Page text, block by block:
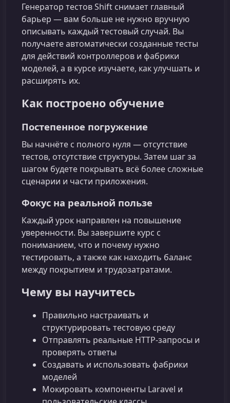
Генератор тестов Shift снимает главный
барьер — вам больше не нужно вручную
описывать каждый тестовый случай. Вы
получаете автоматически созданные тесты
для действий контроллеров и фабрики
моделей, а в курсе изучаете, как улучшать и
расширять их.
Как построено обучение
Постепенное погружение
Вы начнёте с полного нуля — отсутствие
тестов, отсутствие структуры. Затем шаг за
шагом будете покрывать всё более сложные
сценарии и части приложения.
Фокус на реальной пользе
Каждый урок направлен на повышение
уверенности. Вы завершите курс с
пониманием, что и почему нужно
тестировать, а также как находить баланс
между покрытием и трудозатратами.
Чему вы научитесь
Правильно настраивать и
структурировать тестовую среду
Отправлять реальные HTTP‑запросы и
проверять ответы
Создавать и использовать фабрики
моделей
Мокировать компоненты Laravel и